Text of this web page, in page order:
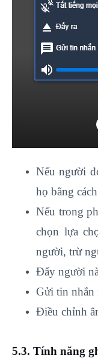
Nếu người
họ bằng
Nếu trong
chọn lựa
người, trừ
Đẩy người
Gửi tin nhắn
Điều chỉnh
5.3. Tính năng